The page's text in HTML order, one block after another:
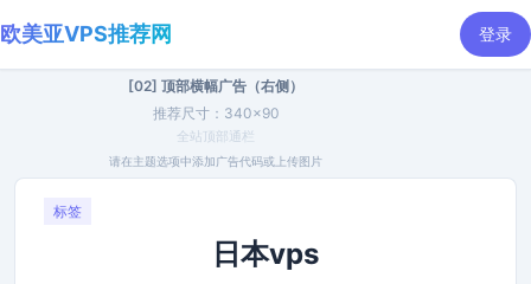
欧美亚VPS推荐网 登录
[02] 顶部横幅广告（右侧）
推荐尺寸：340×90
全站顶部通栏
请在主题选项中添加广告代码或上传图片
标签
日本vps